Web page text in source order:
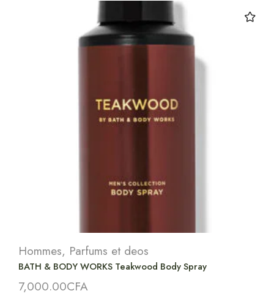
Hommes, Parfums et deos
BATH & BODY WORKS Teakwood Body Spray
7,000.00CFA